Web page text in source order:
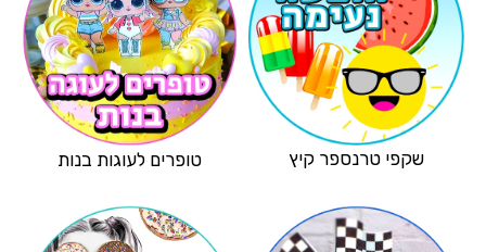
שקפי טרנספר קיץ טופרים לעוגות בנות